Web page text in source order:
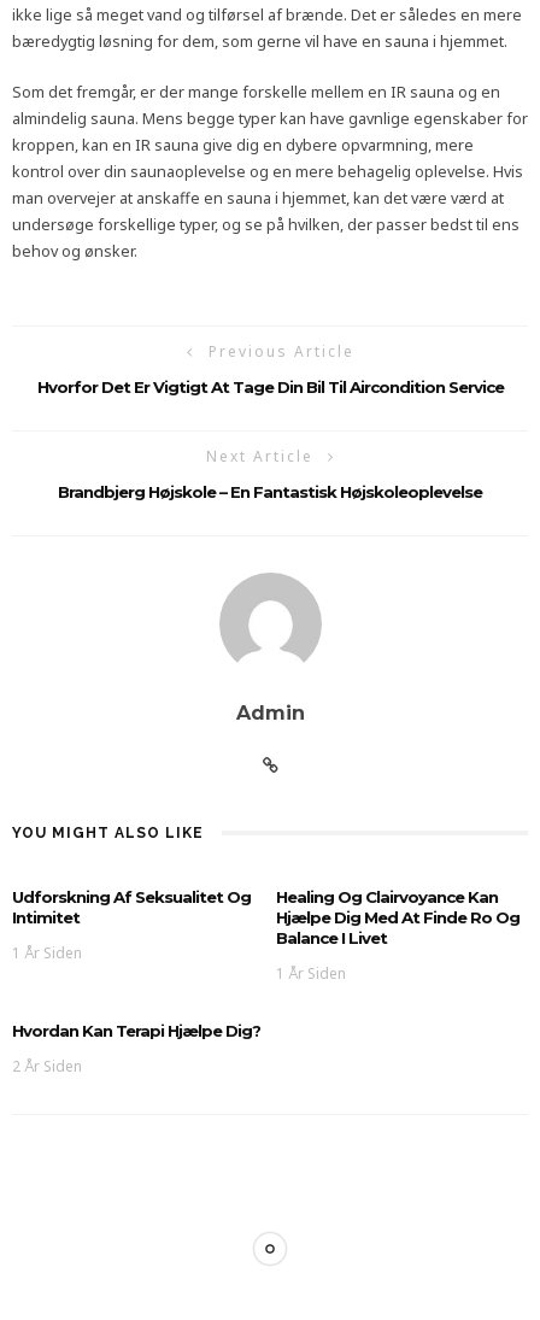
ikke lige så meget vand og tilførsel af brænde. Det er således en mere
bæredygtig løsning for dem, som gerne vil have en sauna i hjemmet.
Som det fremgår, er der mange forskelle mellem en IR sauna og en
almindelig sauna. Mens begge typer kan have gavnlige egenskaber for
kroppen, kan en IR sauna give dig en dybere opvarmning, mere
kontrol over din saunaoplevelse og en mere behagelig oplevelse. Hvis
man overvejer at anskaffe en sauna i hjemmet, kan det være værd at
undersøge forskellige typer, og se på hvilken, der passer bedst til ens
behov og ønsker.
Previous Article
Hvorfor Det Er Vigtigt At Tage Din Bil Til Aircondition Service
Next Article
Brandbjerg Højskole – En Fantastisk Højskoleoplevelse
Admin
YOU MIGHT ALSO LIKE
Udforskning Af Seksualitet Og
Intimitet
1 År Siden
Healing Og Clairvoyance Kan
Hjælpe Dig Med At Finde Ro Og
Balance I Livet
1 År Siden
Hvordan Kan Terapi Hjælpe Dig?
2 År Siden